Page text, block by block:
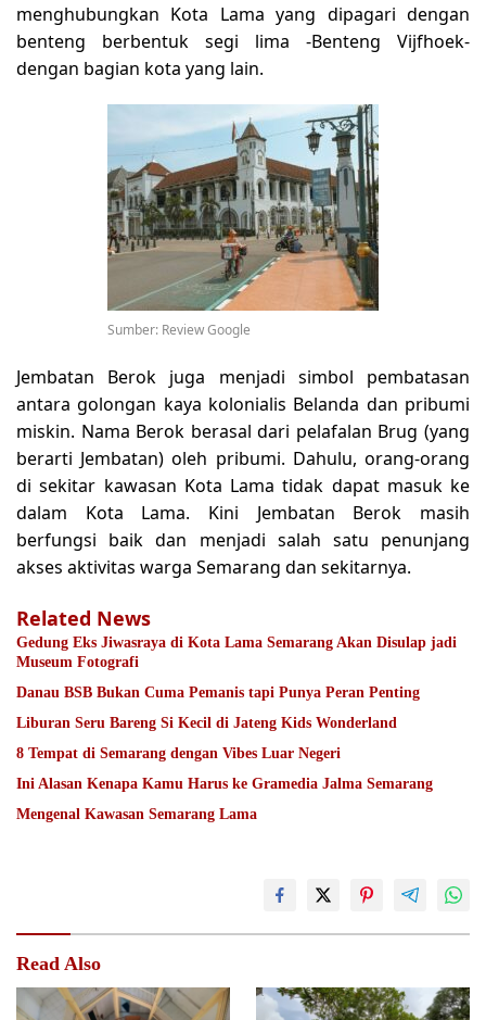
menghubungkan Kota Lama yang dipagari dengan
benteng berbentuk segi lima -Benteng Vijfhoek-
dengan bagian kota yang lain.
Sumber: Review Google
Jembatan Berok juga menjadi simbol pembatasan
antara golongan kaya kolonialis Belanda dan pribumi
miskin. Nama Berok berasal dari pelafalan Brug (yang
berarti Jembatan) oleh pribumi. Dahulu, orang-orang
di sekitar kawasan Kota Lama tidak dapat masuk ke
dalam Kota Lama. Kini Jembatan Berok masih
berfungsi baik dan menjadi salah satu penunjang
akses aktivitas warga Semarang dan sekitarnya.
Related News
Gedung Eks Jiwasraya di Kota Lama Semarang Akan Disulap jadi
Museum Fotografi
Danau BSB Bukan Cuma Pemanis tapi Punya Peran Penting
Liburan Seru Bareng Si Kecil di Jateng Kids Wonderland
8 Tempat di Semarang dengan Vibes Luar Negeri
Ini Alasan Kenapa Kamu Harus ke Gramedia Jalma Semarang
Mengenal Kawasan Semarang Lama
Read Also